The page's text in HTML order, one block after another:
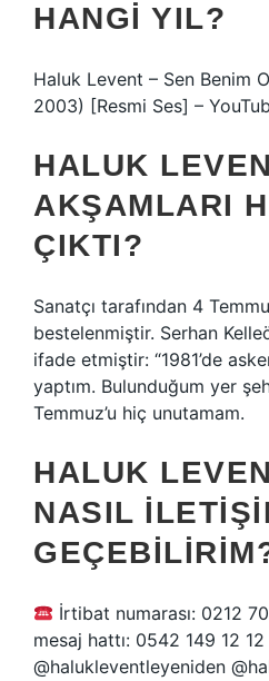
HANGI YIL?
Haluk Levent – ​​Sen Benim
2003) [Resmi Ses] –
HALUK
AKŞAMLARI
ÇIKTI?
Sanatçı tarafından 4
bestelenmiştir. Serhan
ifade etmiştir: “1981’de
yaptım. Bulunduğum yer
Temmuz’u hiç unutamam.
HALUK
NASIL
İrtibat numarası: 0212
mesaj hattı: 0542 149 12
@halukleventleyeniden